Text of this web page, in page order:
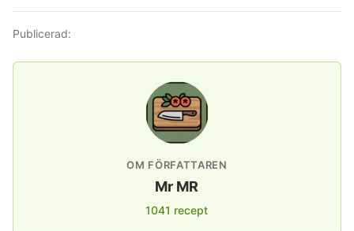
Publicerad:
OM FÖRFATTAREN
Mr MR
1041 recept